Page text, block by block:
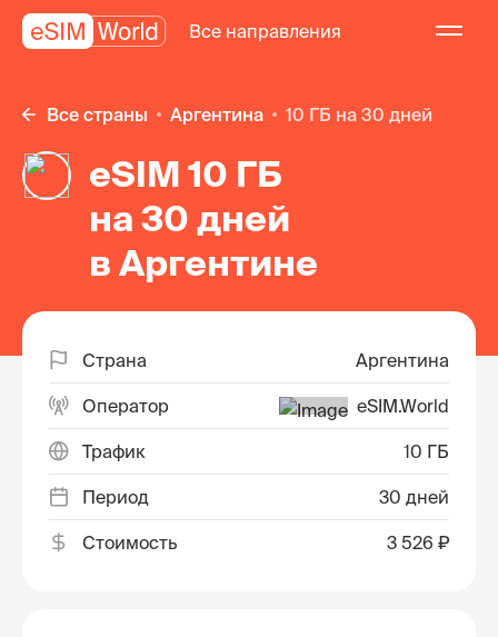
Все направления
Все страны Аргентина 10 ГБ на 30 дней
eSIM 10 ГБ
на 30 дней
в Аргентине
Страна Аргентина
Оператор eSIM.World
Трафик 10 ГБ
Период 30 дней
Стоимость 3 526 ₽